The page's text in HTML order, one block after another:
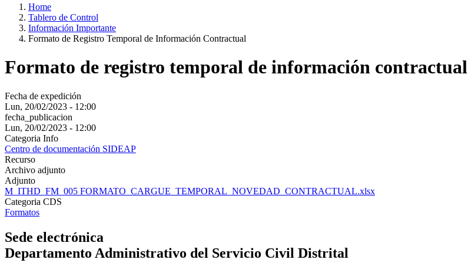
Home
Tablero de Control
Información Importante
Formato de Registro Temporal de Información Contractual
Formato de registro temporal de información contractual
Fecha de expedición
Lun, 20/02/2023 - 12:00
fecha_publicacion
Lun, 20/02/2023 - 12:00
Categoria Info
Centro de documentación SIDEAP
Recurso
Archivo adjunto
Adjunto
M_ITHD_FM_005 FORMATO_CARGUE_TEMPORAL_NOVEDAD_CONTRACTUAL.xlsx
Categoria CDS
Formatos
Sede electrónica
Departamento Administrativo del Servicio Civil Distrital